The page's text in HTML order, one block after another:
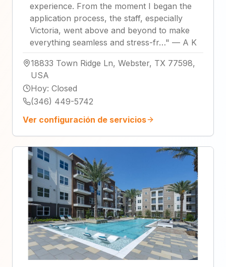
experience. From the moment I began the
application process, the staff, especially
Victoria, went above and beyond to make
everything seamless and stress-fr…" — A K
18833 Town Ridge Ln, Webster, TX 77598,
USA
Hoy: Closed
(346) 449-5742
Ver configuración de servicios